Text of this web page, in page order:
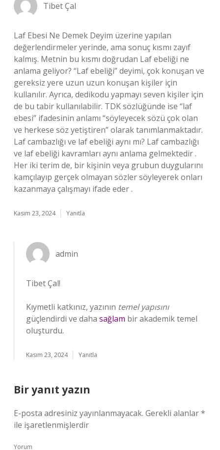
Tibet Çal
Laf Ebesi Ne Demek Deyim üzerine yapılan
değerlendirmeler yerinde, ama sonuç kısmı zayıf
kalmış. Metnin bu kısmı doğrudan Laf ebeliği ne
anlama geliyor? “Laf ebeliği” deyimi, çok konuşan ve
gereksiz yere uzun uzun konuşan kişiler için
kullanılır. Ayrıca, dedikodu yapmayı seven kişiler için
de bu tabir kullanılabilir. TDK sözlüğünde ise “laf
ebesi” ifadesinin anlamı “söyleyecek sözü çok olan
ve herkese söz yetiştiren” olarak tanımlanmaktadır.
Laf cambazlığı ve laf ebeliği aynı mı? Laf cambazlığı
ve laf ebeliği kavramları aynı anlama gelmektedir .
Her iki terim de, bir kişinin veya grubun duygularını
kamçılayıp gerçek olmayan sözler söyleyerek onları
kazanmaya çalışmayı ifade eder .
Kasım 23, 2024 Yanıtla
admin
Tibet Çal!
Kıymetli katkınız, yazının temel yapısını
güçlendirdi ve daha sağlam bir akademik temel
oluşturdu.
Kasım 23, 2024 Yanıtla
Bir yanıt yazın
E-posta adresiniz yayınlanmayacak. Gerekli alanlar*
ile işaretlenmişlerdir
Yorum